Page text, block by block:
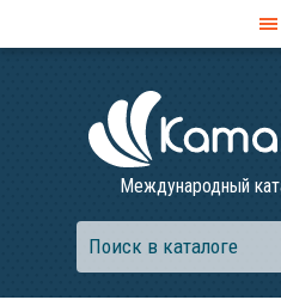
Международный